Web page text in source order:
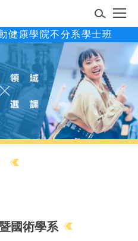
健康學院不分系學士班
國術學系